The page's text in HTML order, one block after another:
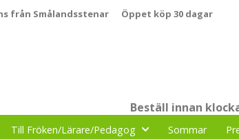
från Smålandsstenar Öppet köp 30 dagar
Beställ innan
Till Fröken/Lärare/Pedagog Sommar